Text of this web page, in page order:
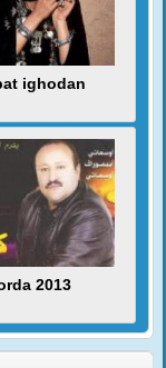
ighodan
2013